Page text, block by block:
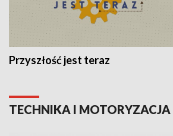
Przyszłość jest teraz
TECHNIKA I MOTORYZACJA